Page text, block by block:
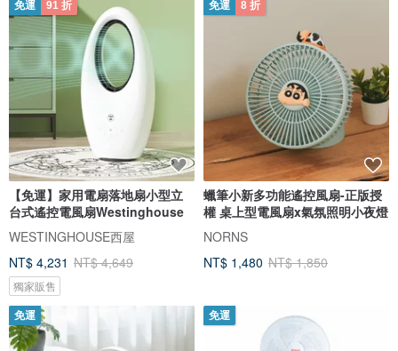
免運 91 折
【免運】家用電扇落地扇小型立
台式遙控電風扇Westinghouse
WESTINGHOUSE西屋
NT$ 4,231 NT$ 4,649
獨家販售
免運 8 折
蠟筆小新多功能遙控風扇-正版授
權 桌上型電風扇x氣氛照明小夜燈
NORNS
NT$ 1,480 NT$ 1,850
免運 免運